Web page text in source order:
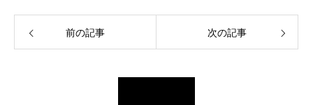
前の記事 次の記事